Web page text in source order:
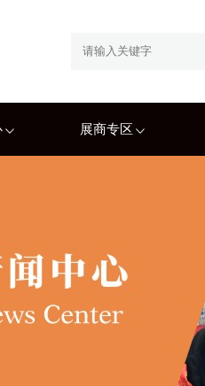
展商专区